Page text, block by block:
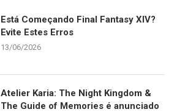
Está Começando Final Fantasy XIV?
Evite Estes Erros
13/06/2026
Atelier Karia: The Night Kingdom &
The Guide of Memories é anunciado